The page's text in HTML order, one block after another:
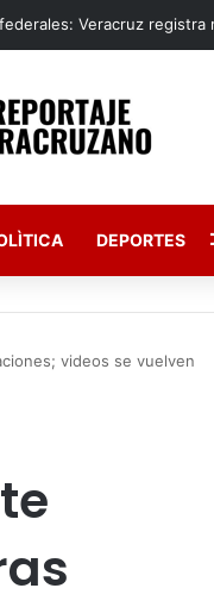
DEPORTES
videos se vuelven